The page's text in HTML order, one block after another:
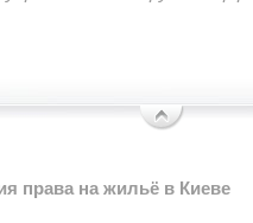
права на жильё в Киеве